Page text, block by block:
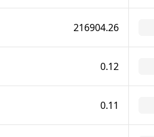
216904.26
0.12
0.11